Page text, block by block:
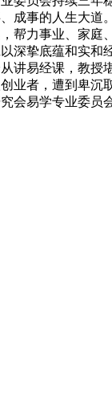
成事的人生大道
帮力事业、家庭
深挚底蕴和实和
讲易经课，教授
业者，遭到卑沉
会易学专业委员